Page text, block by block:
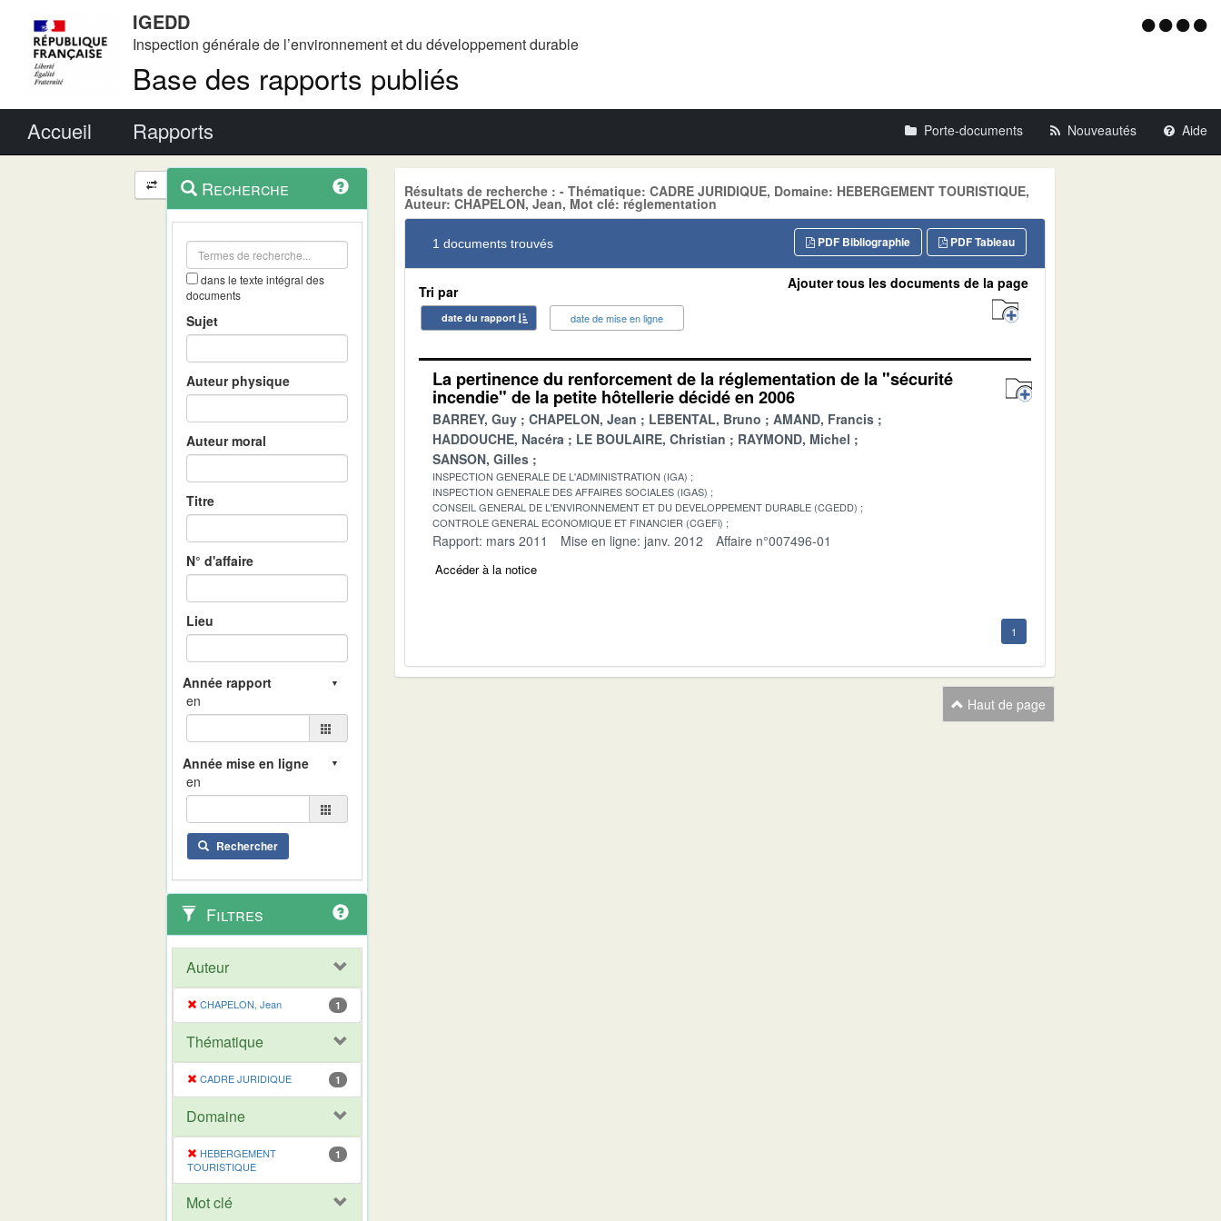
IGEDD
Inspection générale de l’environnement et du développement durable
Base des rapports publiés
Menu
Accueil Rapports Porte-documents Nouveautés Aide
Navigation
et
outils
contextuel
Recherche
dans le texte intégral des
documents
Sujet
Auteur physique
Auteur moral
Titre
N° d'affaire
Lieu
en
en
Rechercher
Filtres
Auteur
CHAPELON, Jean 1
Thématique
CADRE JURIDIQUE 1
Domaine
HEBERGEMENT
TOURISTIQUE
1
Mot clé
Résultats de recherche : - Thématique: CADRE JURIDIQUE, Domaine: HEBERGEMENT TOURISTIQUE,
Auteur: CHAPELON, Jean, Mot clé: réglementation
1 documents trouvés PDF Tableau
PDF Bibliographie
Tri par
date du rapport date de mise en ligne
Ajouter tous les documents de la page
La pertinence du renforcement de la réglementation de la "sécurité
incendie" de la petite hôtellerie décidé en 2006
BARREY, Guy CHAPELON, Jean LEBENTAL, Bruno
AMAND, Francis
HADDOUCHE, Nacéra
LE BOULAIRE, Christian
RAYMOND, Michel
SANSON, Gilles
INSPECTION GENERALE DE L'ADMINISTRATION (IGA)
INSPECTION GENERALE DES AFFAIRES SOCIALES (IGAS)
CONSEIL GENERAL DE L'ENVIRONNEMENT ET DU DEVELOPPEMENT DURABLE (CGEDD)
CONTROLE GENERAL ECONOMIQUE ET FINANCIER (CGEFi)
Rapport: mars 2011 Mise en ligne: janv. 2012 Affaire n°007496-01
Accéder à la notice
1
Haut de page